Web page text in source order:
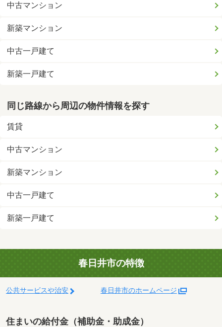
中古マンション
新築マンション
中古一戸建て
新築一戸建て
同じ路線から周辺の物件情報を探す
賃貸
中古マンション
新築マンション
中古一戸建て
新築一戸建て
春日井市の特徴
公共サービスや治安 春日井市のホームページ
住まいの給付金（補助金・助成金）